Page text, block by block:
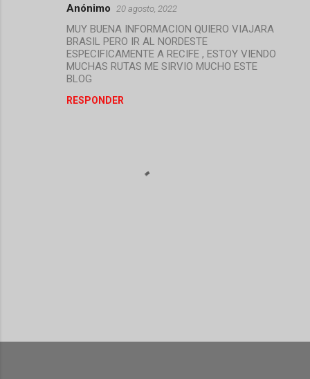
Anónimo 20 agosto, 2022
MUY BUENA INFORMACION QUIERO VIAJARA
BRASIL PERO IR AL NORDESTE
ESPECIFICAMENTE A RECIFE , ESTOY VIENDO
MUCHAS RUTAS ME SIRVIO MUCHO ESTE
BLOG
RESPONDER